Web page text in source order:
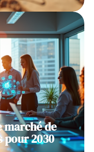
marché de
pour 2030